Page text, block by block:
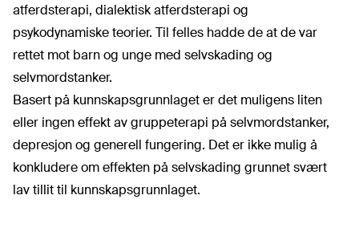
atferdsterapi, dialektisk atferdsterapi og
psykodynamiske teorier. Til felles hadde de at de var
rettet mot barn og unge med selvskading og
selvmordstanker.
Basert på kunnskapsgrunnlaget er det muligens liten
eller ingen effekt av gruppeterapi på selvmordstanker,
depresjon og generell fungering. Det er ikke mulig å
konkludere om effekten på selvskading grunnet svært
lav tillit til kunnskapsgrunnlaget.